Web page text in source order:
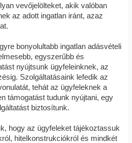
vevőjelölteket, akik valóban
az adott ingatlan iránt, azaz
bonyolultabb ingatlan adásvételi
egyszerűbb és
nyújtsunk ügyfeleinknek, az
Szolgáltatásaink lefedik az
tehát az ügyfeleknek a
támogatást tudunk nyújtani, egy
biztosítunk.
hogy az ügyfeleket tájékoztassuk
hitelkonstrukciókról és mindkét